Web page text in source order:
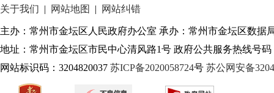
关于我们 | 网站地图 | 网站纠错
主办：常州市金坛区人民政府办公室 承办：常州市金坛区数据
地址：常州市金坛区市民中心清风路1号 政府公共服务热线号码
网站标识码：3204820037 苏ICP备2020058724号 苏公网安备